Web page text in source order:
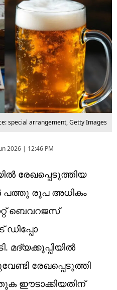
special arrangement, Getty Images
2026 | 12:46 PM
രേഖപ്പെടുത്തിയ
പത്തു രൂപ അധികം
ബെവറജസ്
ഡിപ്പോ
മദ്യക്കുപ്പിയിൽ
രേഖപ്പെടുത്തി
ഈടാക്കിയതിന്